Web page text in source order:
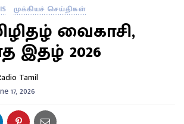
முக்கியச் செய்திகள்
வைகாசி,
இதழ் 2026
Tamil
17, 2026